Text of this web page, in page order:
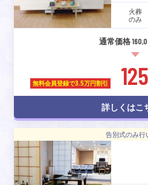
火葬
のみ
通常価格
無料会員登録で3.5万円割引
詳しくはこ
告別式のみ行